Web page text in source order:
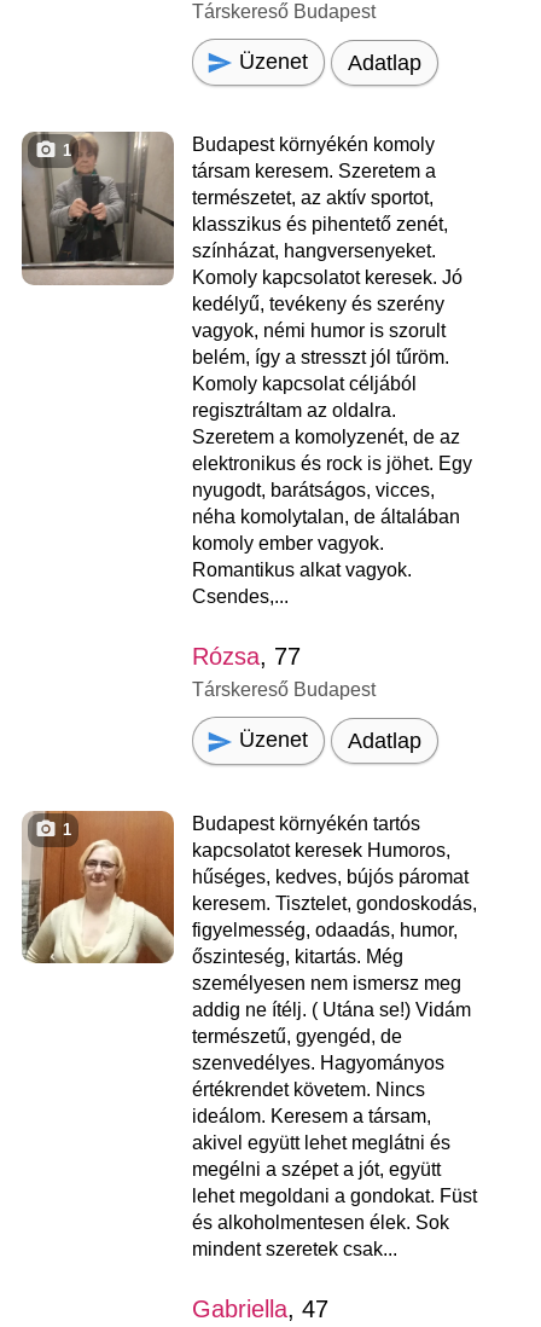
Társkereső Budapest
Üzenet Adatlap
1
Budapest környékén komoly
társam keresem. Szeretem a
természetet, az aktív sportot,
klasszikus és pihentető zenét,
színházat, hangversenyeket.
Komoly kapcsolatot keresek. Jó
kedélyű, tevékeny és szerény
vagyok, némi humor is szorult
belém, így a stresszt jól tűröm.
Komoly kapcsolat céljából
regisztráltam az oldalra.
Szeretem a komolyzenét, de az
elektronikus és rock is jöhet. Egy
nyugodt, barátságos, vicces,
néha komolytalan, de általában
komoly ember vagyok.
Romantikus alkat vagyok.
Csendes,...
Rózsa, 77
Társkereső Budapest
Üzenet Adatlap
1
Budapest környékén tartós
kapcsolatot keresek Humoros,
hűséges, kedves, bújós páromat
keresem. Tisztelet, gondoskodás,
figyelmesség, odaadás, humor,
őszinteség, kitartás. Még
személyesen nem ismersz meg
addig ne ítélj. ( Utána se!) Vidám
természetű, gyengéd, de
szenvedélyes. Hagyományos
értékrendet követem. Nincs
ideálom. Keresem a társam,
akivel együtt lehet meglátni és
megélni a szépet a jót, együtt
lehet megoldani a gondokat. Füst
és alkoholmentesen élek. Sok
mindent szeretek csak...
Gabriella, 47